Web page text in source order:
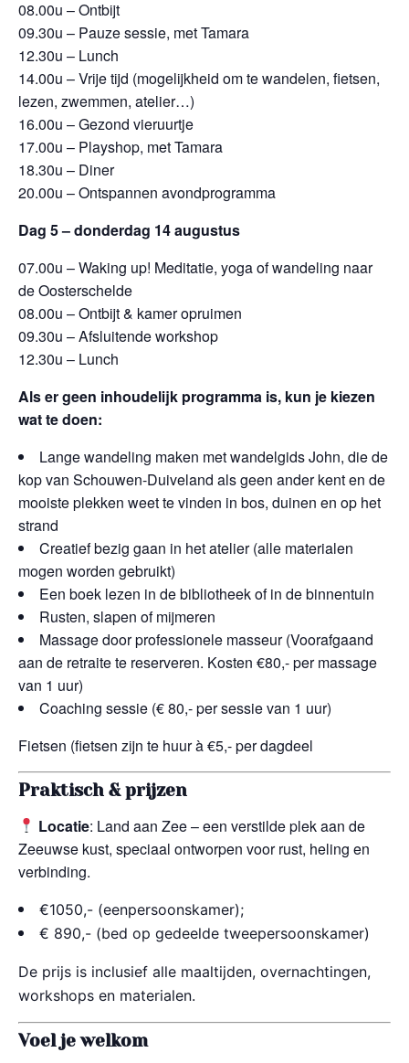
08.00u – Ontbijt
09.30u – Pauze sessie, met Tamara
12.30u – Lunch
14.00u – Vrije tijd (mogelijkheid om te wandelen, fietsen,
lezen, zwemmen, atelier…)
16.00u – Gezond vieruurtje
17.00u – Playshop, met Tamara
18.30u – Diner
20.00u – Ontspannen avondprogramma
Dag 5 – donderdag 14 augustus
07.00u – Waking up! Meditatie, yoga of wandeling naar
de Oosterschelde
08.00u – Ontbijt & kamer opruimen
09.30u – Afsluitende workshop
12.30u – Lunch
Als er geen inhoudelijk programma is, kun je kiezen
wat te doen:
Lange wandeling maken met wandelgids John, die de
kop van Schouwen-Duiveland als geen ander kent en de
mooiste plekken weet te vinden in bos, duinen en op het
strand
Creatief bezig gaan in het atelier (alle materialen
mogen worden gebruikt)
Een boek lezen in de bibliotheek of in de binnentuin
Rusten, slapen of mijmeren
Massage door professionele masseur (Voorafgaand
aan de retraite te reserveren. Kosten €80,- per massage
van 1 uur)
Coaching sessie (€ 80,- per sessie van 1 uur)
Fietsen (fietsen zijn te huur à €5,- per dagdeel
Praktisch & prijzen
Locatie: Land aan Zee – een verstilde plek aan de
Zeeuwse kust, speciaal ontworpen voor rust, heling en
verbinding.
€1050,- (eenpersoonskamer);
€ 890,- (bed op gedeelde tweepersoonskamer)
De prijs is inclusief alle maaltijden, overnachtingen,
workshops en materialen.
Voel je welkom